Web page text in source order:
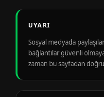
UYARI
Sosyal medyada
bağlantılar güvenli
zaman bu sayfadan